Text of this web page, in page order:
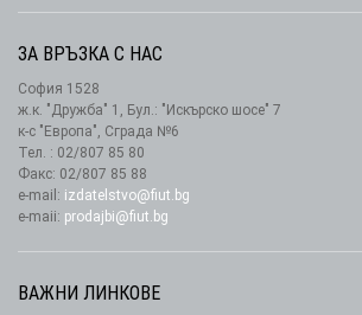
ЗА ВРЪЗКА С НАС
София 1528
ж.к. "Дружба" 1, Бул.: "Искърско шосе" 7
к-с "Европа", Сграда №6
Тел. : 02/807 85 80
Факс: 02/807 85 88
e-mail: izdatelstvo@fiut.bg
e-maii: prodajbi@fiut.bg
ВАЖНИ ЛИНКОВЕ